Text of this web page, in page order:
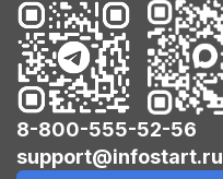
8-800-555-52-56
support@infostart.ru